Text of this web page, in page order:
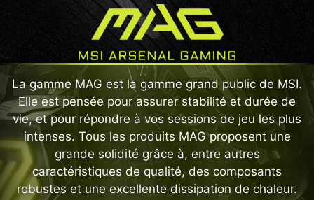
La gamme MAG est la gamme grand public de MSI.
Elle est pensée pour assurer stabilité et durée de
vie, et pour répondre à vos sessions de jeu les plus
intenses. Tous les produits MAG proposent une
grande solidité grâce à, entre autres
caractéristiques de qualité, des composants
robustes et une excellente dissipation de chaleur.